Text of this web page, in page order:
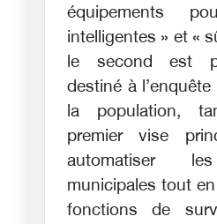
équipements
intelligentes » et «
le second est
destiné à
la population,
premier vise
automatiser
municipales tout
fonctions de